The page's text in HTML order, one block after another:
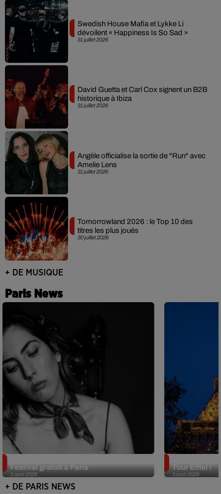
31 juillet 2026
Swedish House Mafia et Lykke Li
dévoilent « Happiness Is So Sad »
31 juillet 2026
David Guetta et Carl Cox signent un B2B
historique à Ibiza
31 juillet 2026
Angèle officialise la sortie de "Run" avec
Amelie Lens
30 juillet 2026
Tomorrowland 2026 : le Top 10 des
titres les plus joués
+ DE MUSIQUE
Paris News
3 août 2026
Festival gratuit à Paris
3 août 2026
Tour Eiffel !
+ DE PARIS NEWS